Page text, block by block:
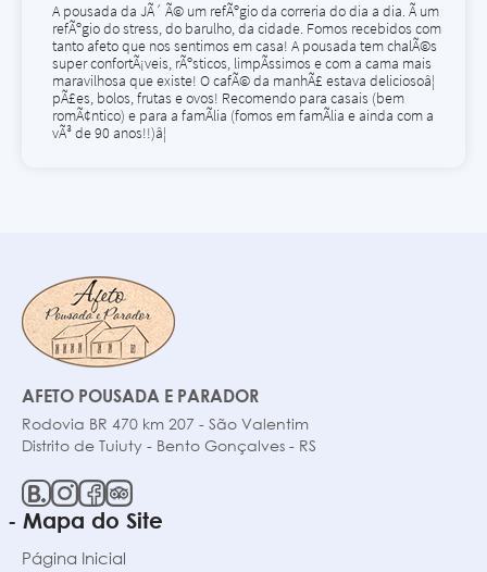
A pousada da JÃ´ Ã© um refÃºgio da correria do dia a dia. Ã um
refÃºgio do stress, do barulho, da cidade. Fomos recebidos com
tanto afeto que nos sentimos em casa! A pousada tem chalÃ©s
super confortÃ¡veis, rÃºsticos, limpÃ­ssimos e com a cama mais
maravilhosa que existe! O cafÃ© da manhÃ£ estava deliciosoâ¦
pÃ£es, bolos, frutas e ovos! Recomendo para casais (bem
romÃ¢ntico) e para a famÃ­lia (fomos em famÃ­lia e ainda com a
vÃ³ de 90 anos!!)â¦
AFETO POUSADA E PARADOR
Rodovia BR 470 km 207 - São Valentim
Distrito de Tuiuty - Bento Gonçalves - RS
- Mapa do Site
Página Inicial